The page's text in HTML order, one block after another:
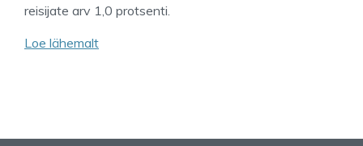
reisijate arv 1,0 protsenti.
Loe lähemalt